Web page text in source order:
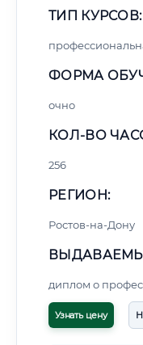
ТИП КУРСОВ:
ФОРМА
очно
КОЛ-ВО
256
РЕГИОН:
Ростов-на-Дону
диплом о
Узнать цену